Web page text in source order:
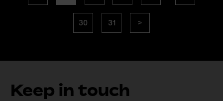
page
30 page
31
Next
>
Keep in touch